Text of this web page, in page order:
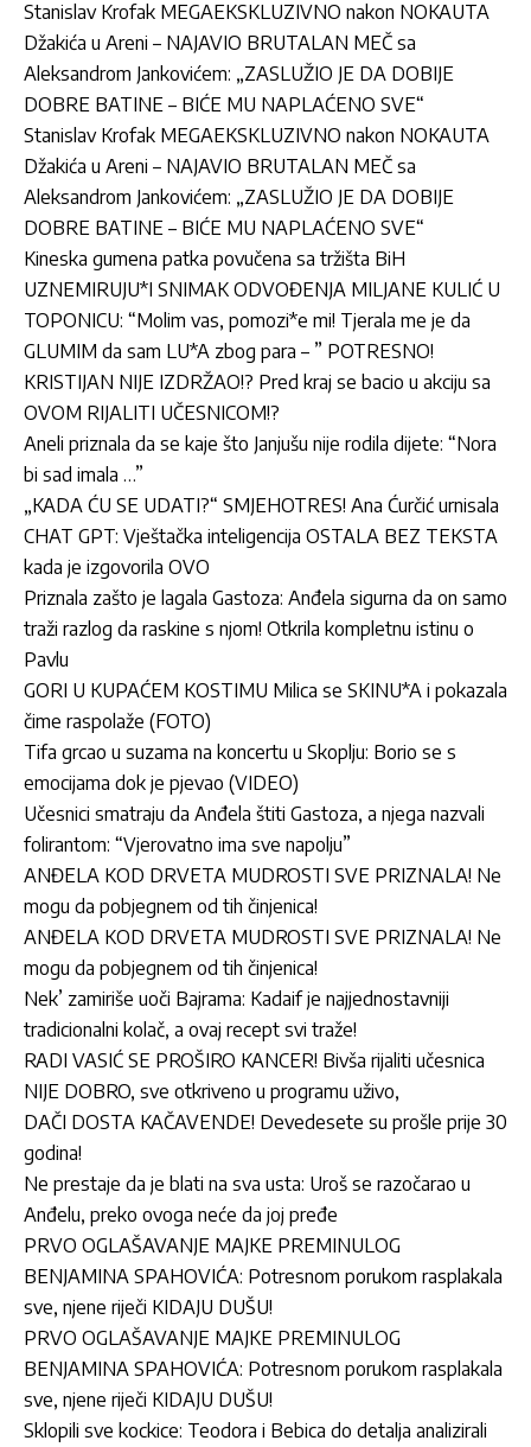
Stanislav Krofak MEGAEKSKLUZIVNO nakon NOKAUTA
Džakića u Areni – NAJAVIO BRUTALAN MEČ sa
Aleksandrom Jankovićem: „ZASLUŽIO JE DA DOBIJE
DOBRE BATINE – BIĆE MU NAPLAĆENO SVE“
Stanislav Krofak MEGAEKSKLUZIVNO nakon NOKAUTA
Džakića u Areni – NAJAVIO BRUTALAN MEČ sa
Aleksandrom Jankovićem: „ZASLUŽIO JE DA DOBIJE
DOBRE BATINE – BIĆE MU NAPLAĆENO SVE“
Kineska gumena patka povučena sa tržišta BiH
UZNEMIRUJU*I SNIMAK ODVOĐENJA MILJANE KULIĆ U
TOPONICU: “Molim vas, pomozi*e mi! Tjerala me je da
GLUMIM da sam LU*A zbog para – ” POTRESNO!
KRISTIJAN NIJE IZDRŽAO!? Pred kraj se bacio u akciju sa
OVOM RIJALITI UČESNICOM!?
Aneli priznala da se kaje što Janjušu nije rodila dijete: “Nora
bi sad imala …”
„KADA ĆU SE UDATI?“ SMJEHOTRES! Ana Ćurčić urnisala
CHAT GPT: Vještačka inteligencija OSTALA BEZ TEKSTA
kada je izgovorila OVO
Priznala zašto je lagala Gastoza: Anđela sigurna da on samo
traži razlog da raskine s njom! Otkrila kompletnu istinu o
Pavlu
GORI U KUPAĆEM KOSTIMU Milica se SKINU*A i pokazala
čime raspolaže (FOTO)
Tifa grcao u suzama na koncertu u Skoplju: Borio se s
emocijama dok je pjevao (VIDEO)
Učesnici smatraju da Anđela štiti Gastoza, a njega nazvali
folirantom: “Vjerovatno ima sve napolju”
ANĐELA KOD DRVETA MUDROSTI SVE PRIZNALA! Ne
mogu da pobjegnem od tih činjenica!
ANĐELA KOD DRVETA MUDROSTI SVE PRIZNALA! Ne
mogu da pobjegnem od tih činjenica!
Nek’ zamiriše uoči Bajrama: Kadaif je najjednostavniji
tradicionalni kolač, a ovaj recept svi traže!
RADI VASIĆ SE PROŠIRO KANCER! Bivša rijaliti učesnica
NIJE DOBRO, sve otkriveno u programu uživo,
DAČI DOSTA KAČAVENDE! Devedesete su prošle prije 30
godina!
Ne prestaje da je blati na sva usta: Uroš se razočarao u
Anđelu, preko ovoga neće da joj pređe
PRVO OGLAŠAVANJE MAJKE PREMINULOG
BENJAMINA SPAHOVIĆA: Potresnom porukom rasplakala
sve, njene riječi KIDAJU DUŠU!
PRVO OGLAŠAVANJE MAJKE PREMINULOG
BENJAMINA SPAHOVIĆA: Potresnom porukom rasplakala
sve, njene riječi KIDAJU DUŠU!
Sklopili sve kockice: Teodora i Bebica do detalja analizirali